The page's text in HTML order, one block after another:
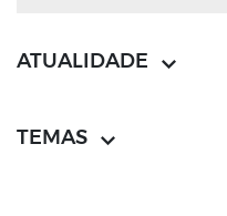
ATUALIDADE
TEMAS